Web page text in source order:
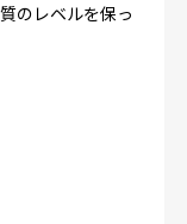
のレベルを保っ